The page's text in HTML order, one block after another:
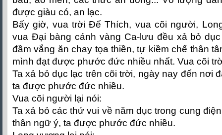
được giàu có, an lạc.
Bấy giờ, vua trời Đế Thích, vua cõi người,
vua Đại bàng cánh vàng Ca-lưu đều xả bỏ
đầm vắng ăn chay tọa thiền, tự kiềm chế thân
mình đạt được phước đức nhiều nhất. Vua cõi
Ta xả bỏ dục lạc trên cõi trời, ngày nay đến nơi
ta được phước đức nhiều.
Vua cõi người lại nói:
Ta xả bỏ các thứ vui về năm dục trong cung
thân ngữ ý, ta được phước đức nhiều.